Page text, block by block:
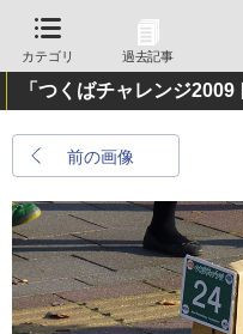
カテゴリ 過去記事
「つくばチャレンジ
前の画像